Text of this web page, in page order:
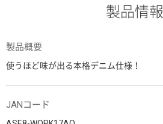
製品情報
製品概要
使うほど味が出る本格デニム仕様！
JANコード